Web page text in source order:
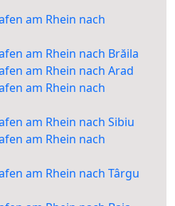
am Rhein nach
am Rhein nach Brăila
am Rhein nach Arad
am Rhein nach
am Rhein nach Sibiu
am Rhein nach
am Rhein nach Târgu